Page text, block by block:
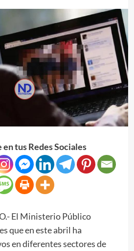
tus Redes Sociales
El Ministerio Público
que en este abril ha
en diferentes sectores de